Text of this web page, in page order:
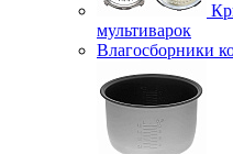
мультиварок
Влагосборники